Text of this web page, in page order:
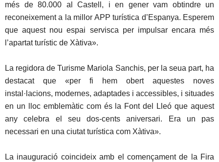
més de 80.000 al Castell, i en gener vam obtindre un
reconeixement a la millor APP turística d’Espanya. Esperem
que aquest nou espai servisca per impulsar encara més
l’apartat turístic de Xàtiva».
La regidora de Turisme Mariola Sanchis, per la seua part, ha
destacat que «per fi hem obert aquestes noves
instal·lacions, modernes, adaptades i accessibles, i situades
en un lloc emblemàtic com és la Font del Lleó que aquest
any celebra el seu dos-cents aniversari. Era un pas
necessari en una ciutat turística com Xàtiva».
La inauguració coincideix amb el començament de la Fira